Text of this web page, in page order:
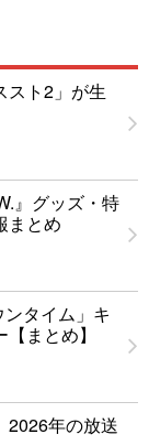
スト2」が生
』グッズ・特
まとめ
タイム」キ
まとめ】
2026年の放送